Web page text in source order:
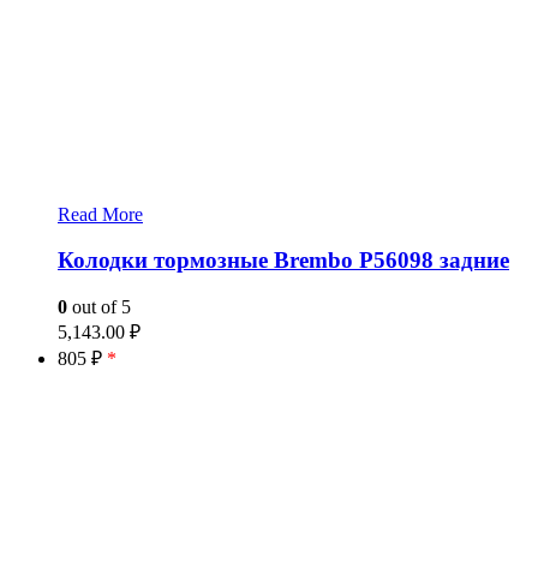
Read More
Колодки тормозные Brembo P56098 задние
0 out of 5
5,143.00 ₽
805 ₽ *